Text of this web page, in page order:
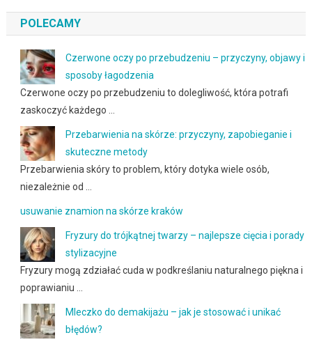
POLECAMY
Czerwone oczy po przebudzeniu – przyczyny, objawy i
sposoby łagodzenia
Czerwone oczy po przebudzeniu to dolegliwość, która potrafi
zaskoczyć każdego …
Przebarwienia na skórze: przyczyny, zapobieganie i
skuteczne metody
Przebarwienia skóry to problem, który dotyka wiele osób,
niezależnie od …
usuwanie znamion na skórze kraków
Fryzury do trójkątnej twarzy – najlepsze cięcia i porady
stylizacyjne
Fryzury mogą zdziałać cuda w podkreślaniu naturalnego piękna i
poprawianiu …
Mleczko do demakijażu – jak je stosować i unikać
błędów?